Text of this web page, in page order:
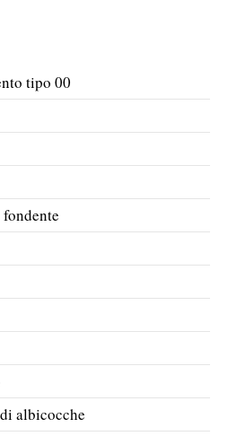
tipo 00
albicocche